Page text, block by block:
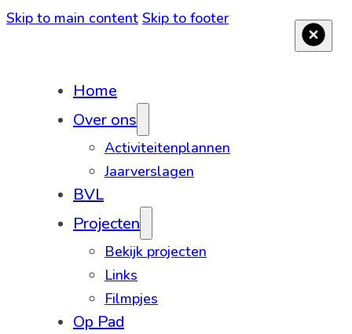
Skip to main content Skip to footer
Home
Over ons
Activiteitenplannen
Jaarverslagen
BVL
Projecten
Bekijk projecten
Links
Filmpjes
Op Pad